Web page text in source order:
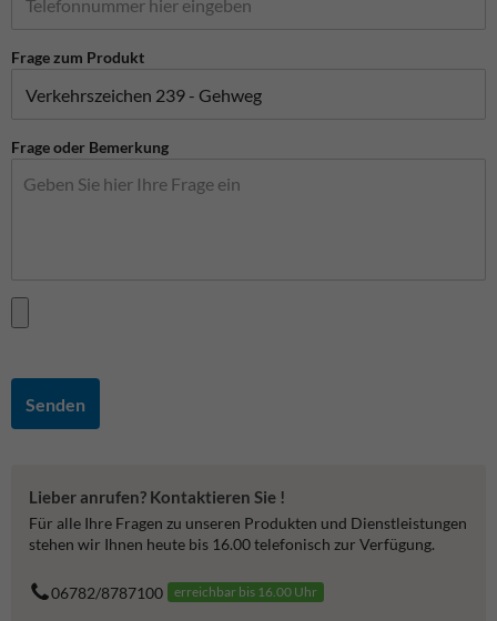
Frage zum Produkt
Frage oder Bemerkung
Senden
Lieber anrufen? Kontaktieren Sie !
Für alle Ihre Fragen zu unseren Produkten und Dienstleistungen
stehen wir Ihnen heute bis 16.00 telefonisch zur Verfügung.
06782/8787100 erreichbar bis 16.00 Uhr